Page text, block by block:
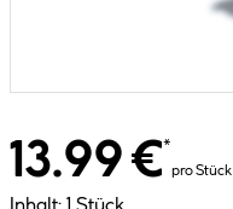
13.99 €*
pro Stück